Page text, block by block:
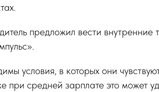
предложил вести
условия, в которых они
средней зарплате это может